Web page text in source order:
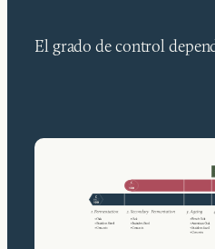
El grado de control